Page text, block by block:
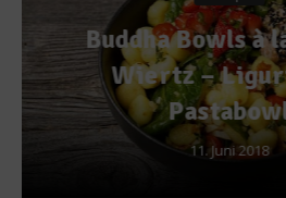
Diese Chips
Deutschen
5.